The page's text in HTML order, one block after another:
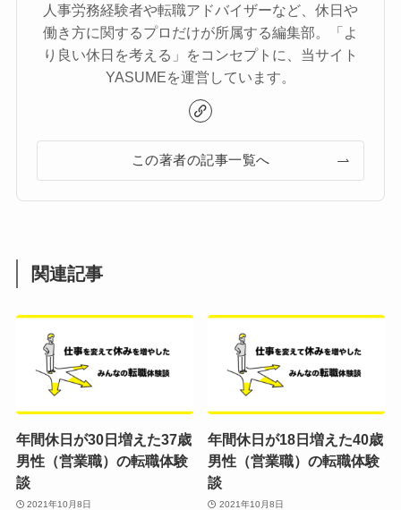
人事労務経験者や転職アドバイザーなど、休日や
働き方に関するプロだけが所属する編集部。「よ
り良い休日を考える」をコンセプトに、当サイト
YASUMEを運営しています。
この著者の記事一覧へ
関連記事
年間休日が30日増えた37歳
男性（営業職）の転職体験
談
2021年10月8日
年間休日が18日増えた40歳
男性（営業職）の転職体験
談
2021年10月8日